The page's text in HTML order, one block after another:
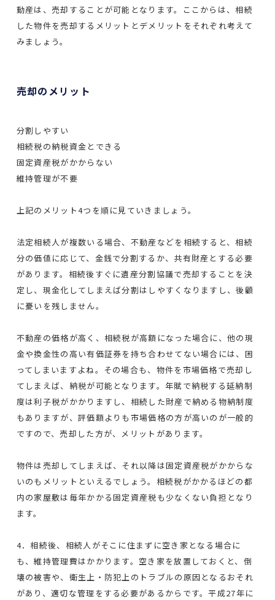
動産は、売却することが可能となります。ここからは、相続
した物件を売却するメリットとデメリットをそれぞれ考えて
みましょう。
売却のメリット
分割しやすい
相続税の納税資金とできる
固定資産税がかからない
維持管理が不要
上記のメリット4つを順に見ていきましょう。
法定相続人が複数いる場合、不動産などを相続すると、相続
分の価値に応じて、金銭で分割するか、共有財産とする必要
があります。相続後すぐに遺産分割協議で売却することを決
定し、現金化してしまえば分割はしやすくなりますし、後顧
に憂いを残しません。
不動産の価格が高く、相続税が高額になった場合に、他の現
金や換金性の高い有価証券を持ち合わせてない場合には、困
ってしまいますよね。その場合も、物件を市場価格で売却し
てしまえば、納税が可能となります。年賦で納税する延納制
度は利子税がかかりますし、相続した財産で納める物納制度
もありますが、評価額よりも市場価格の方が高いのが一般的
ですので、売却した方が、メリットがあります。
物件は売却してしまえば、それ以降は固定資産税がかからな
いのもメリットといえるでしょう。相続税がかかるほどの都
内の家屋敷は毎年かかる固定資産税も少なくない負担となり
ます。
4．相続後、相続人がそこに住まずに空き家となる場合に
も、維持管理費はかかります。空き家を放置しておくと、倒
壊の被害や、衛生上・防犯上のトラブルの原因となるおそれ
があり、適切な管理をする必要があるからです。平成27年に